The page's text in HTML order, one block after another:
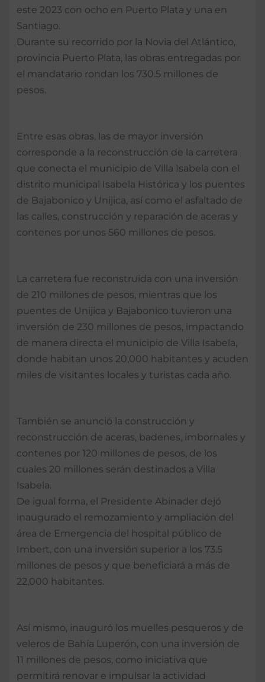
este 2023 con ocho en Puerto Plata y una en
Santiago.
Durante su recorrido por la Novia del Atlántico,
provincia Puerto Plata, las obras entregadas por
el mandatario rondan los 730.5 millones de
pesos.
Entre esas obras, las de mayor inversión
corresponde a la reconstrucción de la carretera
que conecta el municipio de Villa Isabela con el
distrito municipal Isabela Histórica y los puentes
de Bajabonico y Unijica, así como el asfaltado de
las calles, construcción y reparación de aceras y
contenes por unos 560 millones de pesos.
La carretera fue reconstruida con una inversión
de 210 millones de pesos, mientras que los
puentes de Unijica y Bajabonico tuvieron una
inversión de 230 millones de pesos, impactando
de manera directa el municipio de Villa Isabela,
donde habitan unos 20,000 habitantes y acuden
miles de visitantes locales y turistas cada año.
También se anunció la construcción y
reconstrucción de aceras, badenes, imbornales y
contenes por 120 millones de pesos, de los
cuales 20 millones serán destinados a Villa
Isabela.
De igual forma, el Presidente Abinader dejó
inaugurado el remozamiento y ampliación del
área de Emergencia del hospital público de
Imbert, con una inversión superior a los 73.5
millones de pesos y que beneficiará a más de
22,000 habitantes.
Así mismo, inauguró los muelles pesqueros y de
veleros de Bahía Luperón, con una inversión de
11 millones de pesos, como iniciativa que
permitirá renovar e impulsar la actividad